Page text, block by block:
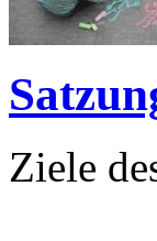
Ziele